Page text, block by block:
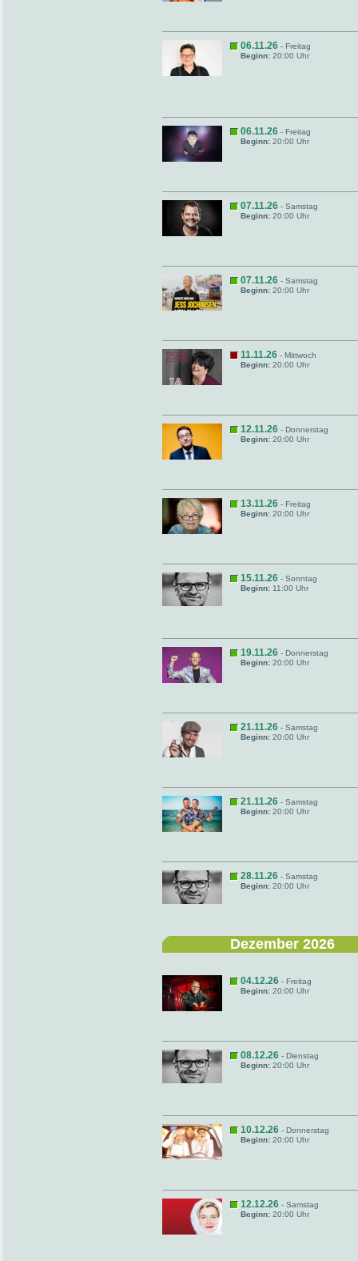
06.11.26 - Freitag
Beginn: 20:00 Uhr
06.11.26 - Freitag
Beginn: 20:00 Uhr
07.11.26 - Samstag
Beginn: 20:00 Uhr
07.11.26 - Samstag
Beginn: 20:00 Uhr
11.11.26 - Mittwoch
Beginn: 20:00 Uhr
12.11.26 - Donnerstag
Beginn: 20:00 Uhr
13.11.26 - Freitag
Beginn: 20:00 Uhr
15.11.26 - Sonntag
Beginn: 11:00 Uhr
19.11.26 - Donnerstag
Beginn: 20:00 Uhr
21.11.26 - Samstag
Beginn: 20:00 Uhr
21.11.26 - Samstag
Beginn: 20:00 Uhr
28.11.26 - Samstag
Beginn: 20:00 Uhr
Dezember 2026
04.12.26 - Freitag
Beginn: 20:00 Uhr
08.12.26 - Dienstag
Beginn: 20:00 Uhr
10.12.26 - Donnerstag
Beginn: 20:00 Uhr
12.12.26 - Samstag
Beginn: 20:00 Uhr